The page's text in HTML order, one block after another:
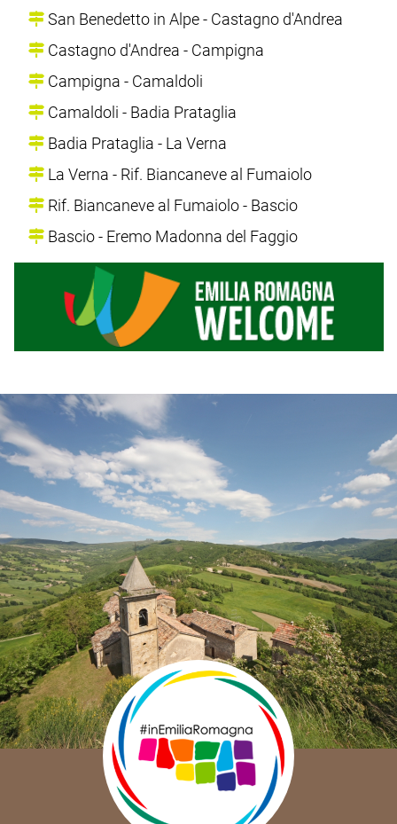
San Benedetto in Alpe - Castagno d'Andrea
Castagno d'Andrea - Campigna
Campigna - Camaldoli
Camaldoli - Badia Prataglia
Badia Prataglia - La Verna
La Verna - Rif. Biancaneve al Fumaiolo
Rif. Biancaneve al Fumaiolo - Bascio
Bascio - Eremo Madonna del Faggio